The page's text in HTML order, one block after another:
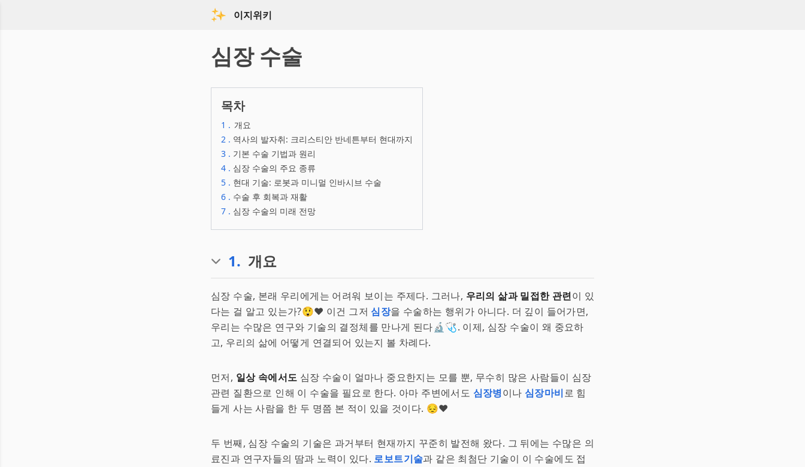
이지위키
심장 수술
목차
1 . 개요
2 . 역사의 발자취: 크리스티안 반네튼부터 현대까지
3 . 기본 수술 기법과 원리
4 . 심장 수술의 주요 종류
5 . 현대 기술: 로봇과 미니멀 인바시브 수술
6 . 수술 후 회복과 재활
7 . 심장 수술의 미래 전망
1. 개요
심장 수술, 본래 우리에게는 어려워 보이는 주제다. 그러나, 우리의 삶과 밀접한 관련이 있
다는 걸 알고 있는가?😲❤️ 이건 그저 심장을 수술하는 행위가 아니다. 더 깊이 들어가면,
우리는 수많은 연구와 기술의 결정체를 만나게 된다🔬🩺. 이제, 심장 수술이 왜 중요하
고, 우리의 삶에 어떻게 연결되어 있는지 볼 차례다.
먼저, 일상 속에서도 심장 수술이 얼마나 중요한지는 모를 뿐, 무수히 많은 사람들이 심장
관련 질환으로 인해 이 수술을 필요로 한다. 아마 주변에서도 심장병이나 심장마비로 힘
들게 사는 사람을 한 두 명쯤 본 적이 있을 것이다. 😔❤️
두 번째, 심장 수술의 기술은 과거부터 현재까지 꾸준히 발전해 왔다. 그 뒤에는 수많은 의
료진과 연구자들의 땀과 노력이 있다. 로보트기술과 같은 최첨단 기술이 이 수술에도 접